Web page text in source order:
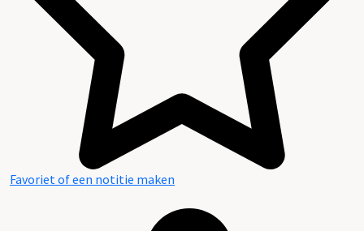
Favoriet of een notitie maken